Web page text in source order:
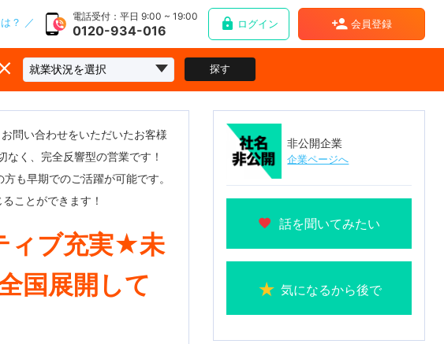
？ ／ 電話受付：平日 9:00 ~ 19:00
0120-934-016 ログイン 会員登録
探す
問い合わせをいただいたお客様
く、完全反響型の営業です！
も早期でのご活躍が可能です。
ことができます！
ィブ充実★未
国展開して
非公開企業
企業ページへ
話を聞いてみたい
気になるから後で